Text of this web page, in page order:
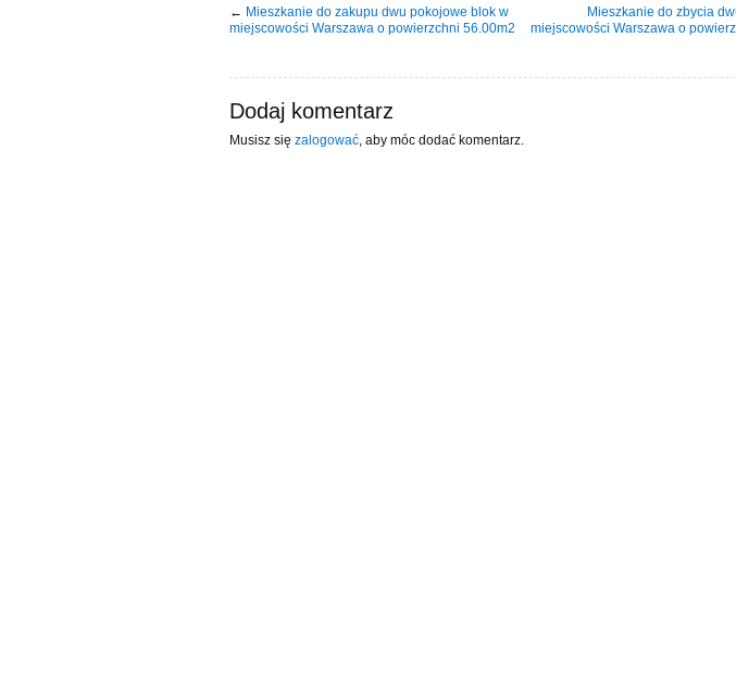
← Mieszkanie do zakupu dwu pokojowe blok w
miejscowości Warszawa o powierzchni 56.00m2
Mieszkanie do zbycia
miejscowości Warszawa o
Dodaj komentarz
Musisz się zalogować , aby móc dodać komentarz.